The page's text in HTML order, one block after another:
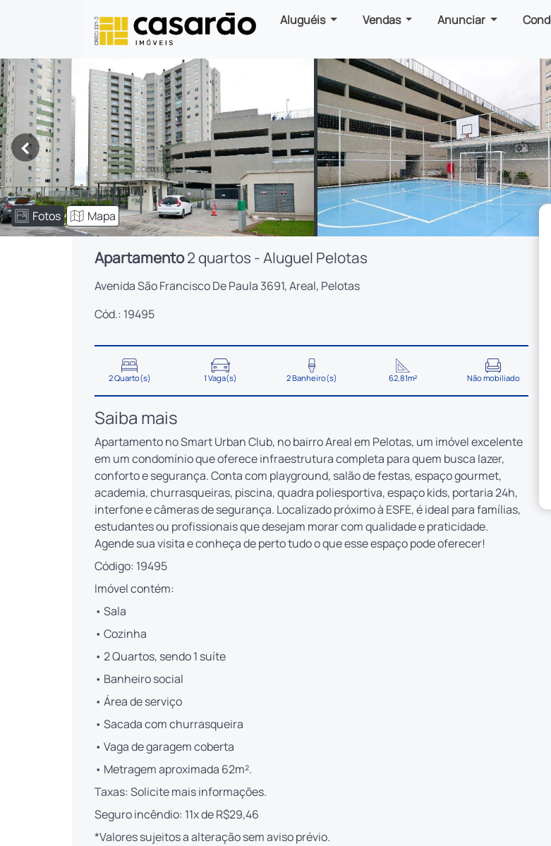
Aluguéis Vendas Anunciar
<
Fotos Mapa
Apartamento2 quartos - Aluguel Pelotas
Avenida São Francisco De Paula 3691, Areal, Pelotas
Cód.: 19495
2 Quarto(s) 1 Vaga(s) 2 Banheiro(s) 62,81m² Não mobiliado
Saiba mais
Apartamento no Smart Urban Club, no bairro Areal em Pelotas, um imóvel excelente
em um condomínio que oferece infraestrutura completa para quem busca lazer,
conforto e segurança. Conta com playground, salão de festas, espaço gourmet,
academia, churrasqueiras, piscina, quadra poliesportiva, espaço kids, portaria 24h,
interfone e câmeras de segurança. Localizado próximo à ESFE, é ideal para famílias,
estudantes ou profissionais que desejam morar com qualidade e praticidade.
Agende sua visita e conheça de perto tudo o que esse espaço pode oferecer!
Código: 19495
Imóvel contém:
• Sala
• Cozinha
• 2 Quartos, sendo 1 suíte
• Banheiro social
• Área de serviço
• Sacada com churrasqueira
• Vaga de garagem coberta
• Metragem aproximada 62m².
Taxas: Solicite mais informações.
Seguro incêndio: 11x de R$29,46
*Valores sujeitos a alteração sem aviso prévio.